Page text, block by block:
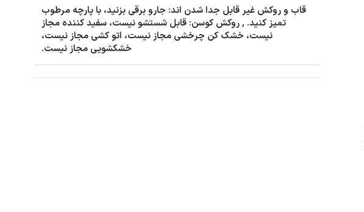
قاب و روکش غیر قابل جدا شدن اند: جارو برقی بزنید، با پارچه مرطوب
تمیز کنید. ,روکش کوسن: قابل شستشو نیست، سفید کننده مجاز
نیست، خشک کن چرخشی مجاز نیست، اتو کشی مجاز نیست،
خشکشویی مجاز نیست.